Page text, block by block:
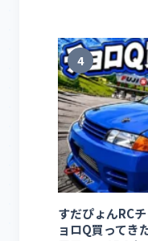
4
すだぴょんRC
ョロQ買ってき